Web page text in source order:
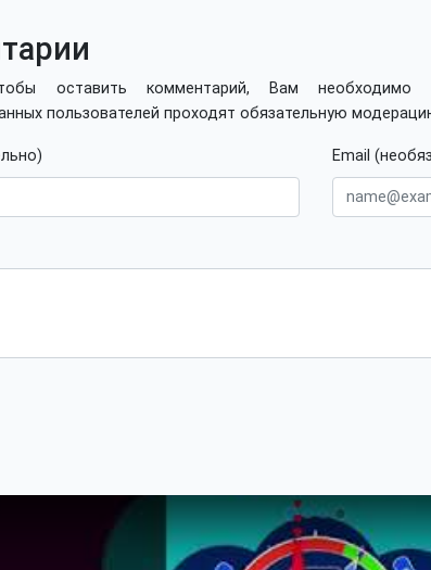
оставить комментарий, Вам необходимо
пользователей проходят обязательную
Email